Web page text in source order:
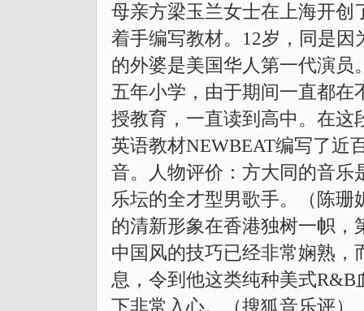
母亲方梁玉兰女士在上海开创
着手编写教材。12岁，同是
的外婆是美国华人第一代演员
五年小学，由于期间一直都
授教育，一直读到高中。在这
英语教材NEWBEAT编写了近
音。人物评价：方大同的音乐
乐坛的全才型男歌手。（陈
的清新形象在香港独树一帜，
中国风的技巧已经非常娴熟
息，令到他这类纯种美式
下非常入心。（搜狐音乐评）